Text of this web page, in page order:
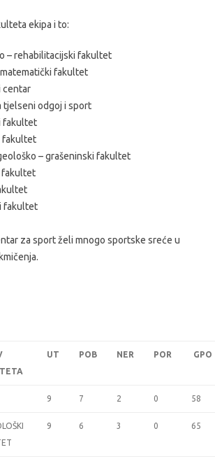
ekipa i to:
– rehabilitacijski fakultet
fakultet
centar
tjelseni odgoj i sport
fakultet
fakultet
– grašeninski fakultet
fakultet
fakultet
za sport želi mnogo sportske sreće u
UT POB NER POR GPO
9 7 2 0 58
9 6 3 0 65